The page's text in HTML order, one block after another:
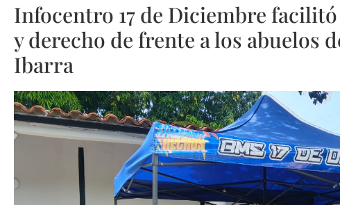
Infocentro 17 de Diciembre
y derecho de frente a los abuelos
Ibarra